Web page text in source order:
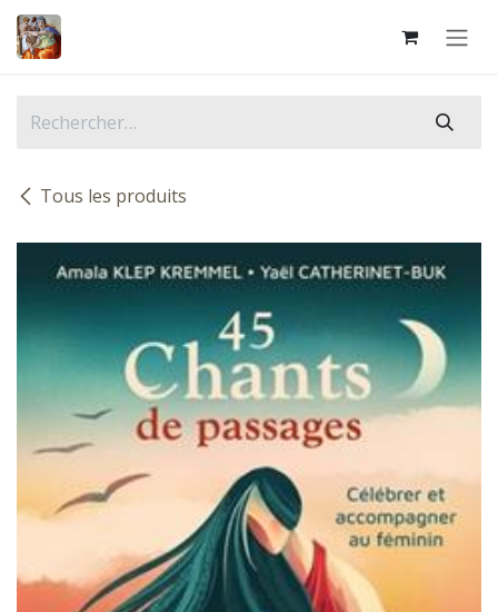
Se rendre au contenu
Tous les produits